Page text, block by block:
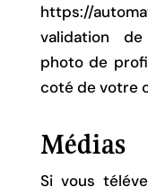
https://
validation
photo de
coté de votre
Médias
Si vous